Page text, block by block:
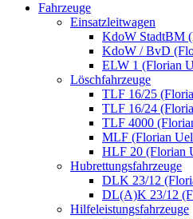
Fahrzeuge
Einsatzleitwagen
KdoW StadtBM
KdoW / BvD
ELW 1 (Florian
Löschfahrzeuge
TLF 16/25
TLF 16/24
TLF 4000
MLF (Florian
HLF 20 (Florian
Hubrettungsfahrzeuge
DLK 23/12
DL(A)K 23/12
Hilfeleistungsfahrzeuge